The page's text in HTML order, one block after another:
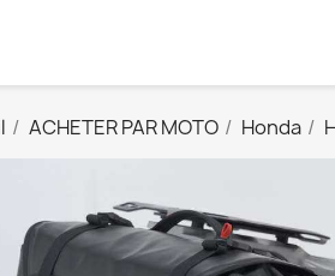
ACHETER PAR MOTO Honda